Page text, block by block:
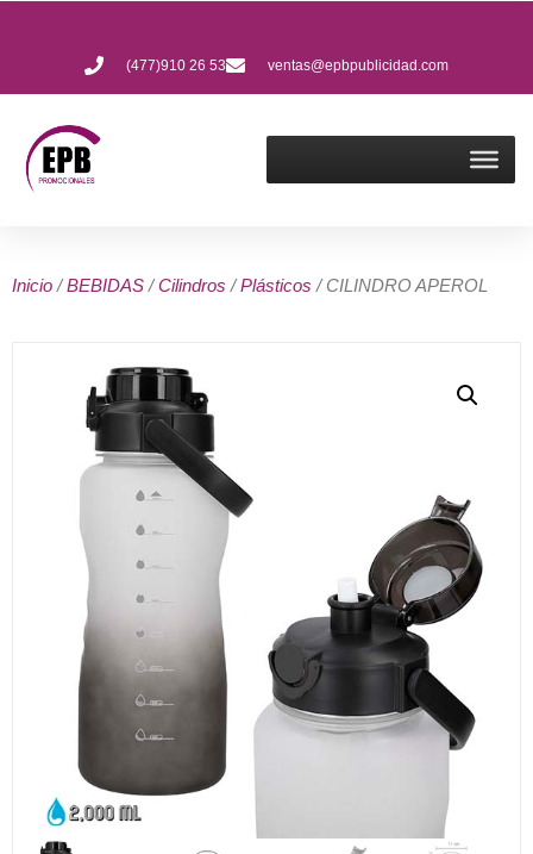
(477)910 26 53 ventas@epbpublicidad.com
Inicio /BEBIDAS /Cilindros /Plásticos / CILINDRO APEROL